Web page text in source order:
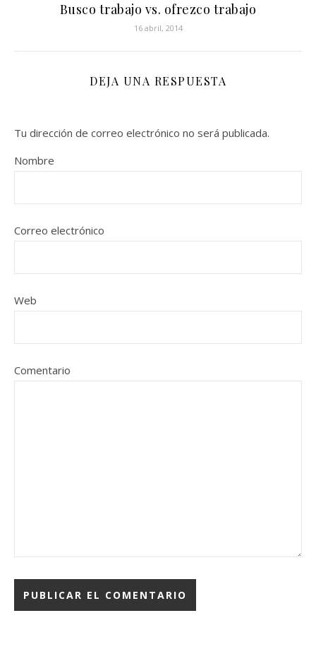
Busco trabajo vs. ofrezco trabajo
16 abril, 2014
DEJA UNA RESPUESTA
Tu dirección de correo electrónico no será publicada.
Nombre
Correo electrónico
Web
Comentario